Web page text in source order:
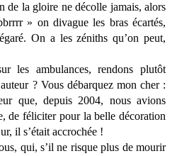
de la gloire ne décolle jamais, alors
» on divague les bras écartés,
On a les zéniths qu’on peut,
les ambulances, rendons plutôt
? Vous débarquez mon cher :
que, depuis 2004, nous avions
de féliciter pour la belle décoration
il s’était accrochée !
qui, s’il ne risque plus de mourir